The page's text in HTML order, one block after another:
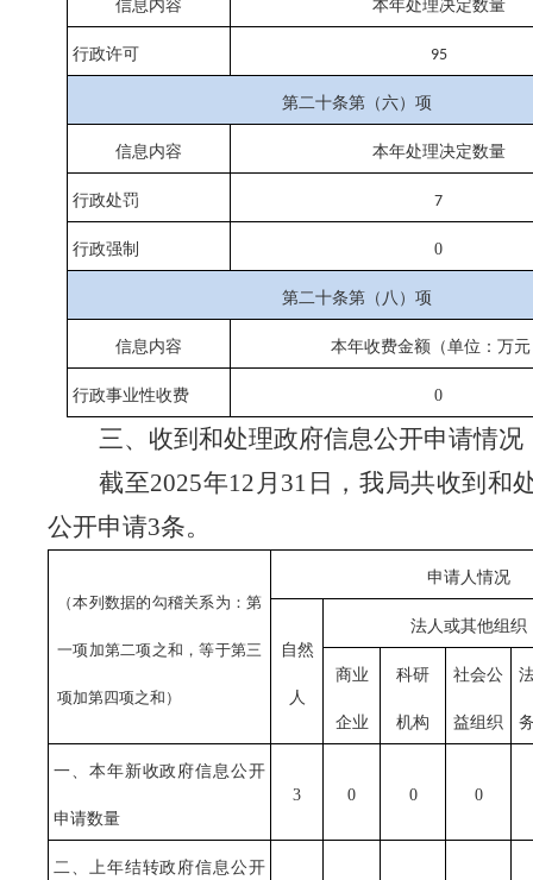
信息内容 本年处理决定数量
行政许可 95
第二十条第（六）项
信息内容 本年处理决定数量
行政处罚 7
行政强制 0
第二十条第（八）项
信息内容 本年收费金额（单位：万元
行政事业性收费 0
三、收到和处理政府信息公开申请情况
截至2025年12月31日，我局共收到和
公开申请3条。
（本列数据的勾稽关系为：第
一项加第二项之和，等于第三
项加第四项之和）
申请人情况
自然
人
法人或其他组织
商业
企业
科研
机构
社会公
益组织
一、本年新收政府信息公开
申请数量
3 0 0 0
二、上年结转政府信息公开